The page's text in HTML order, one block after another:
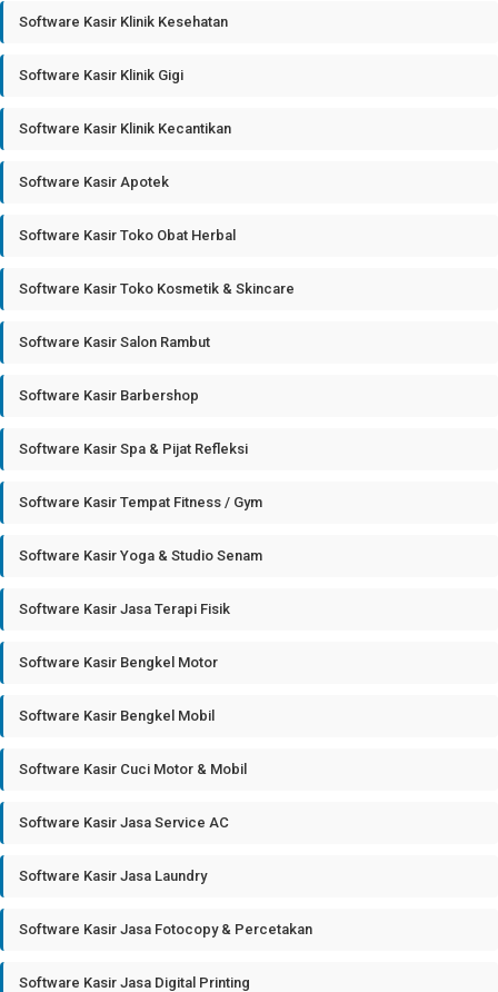
Software Kasir Klinik Kesehatan
Software Kasir Klinik Gigi
Software Kasir Klinik Kecantikan
Software Kasir Apotek
Software Kasir Toko Obat Herbal
Software Kasir Toko Kosmetik & Skincare
Software Kasir Salon Rambut
Software Kasir Barbershop
Software Kasir Spa & Pijat Refleksi
Software Kasir Tempat Fitness / Gym
Software Kasir Yoga & Studio Senam
Software Kasir Jasa Terapi Fisik
Software Kasir Bengkel Motor
Software Kasir Bengkel Mobil
Software Kasir Cuci Motor & Mobil
Software Kasir Jasa Service AC
Software Kasir Jasa Laundry
Software Kasir Jasa Fotocopy & Percetakan
Software Kasir Jasa Digital Printing